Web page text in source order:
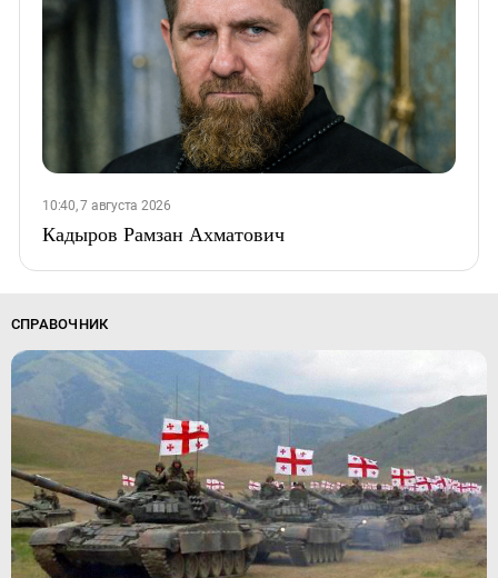
10:40, 7 августа 2026
Кадыров Рамзан Ахматович
СПРАВОЧНИК